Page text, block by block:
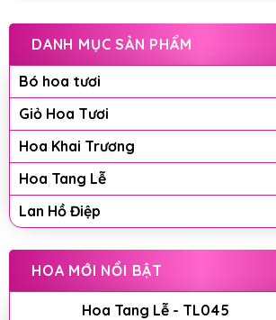
DANH MỤC SẢN PHẨM
Bó hoa tươi
Giỏ Hoa Tươi
Hoa Khai Trương
Hoa Tang Lễ
Lan Hồ Điệp
HOA MỚI NỔI BẬT
Hoa Tang Lễ - TL045